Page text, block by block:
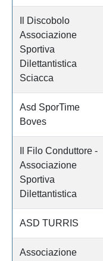
Il Discobolo
Associazione
Sportiva
Dilettantistica
Sciacca
Asd SporTime
Boves
Il Filo Conduttore -
Associazione
Sportiva
Dilettantistica
ASD TURRIS
Associazione